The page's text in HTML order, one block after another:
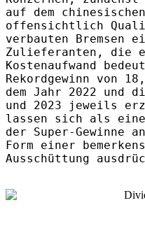
auf dem
offensichtlich
verbauten Bremsen
Zulieferanten, die
Kostenaufwand
Rekordgewinn von
dem Jahr 2022 und
und 2023 jeweils
lassen sich als eine
der Super-Gewinne
Form einer
Ausschüttung